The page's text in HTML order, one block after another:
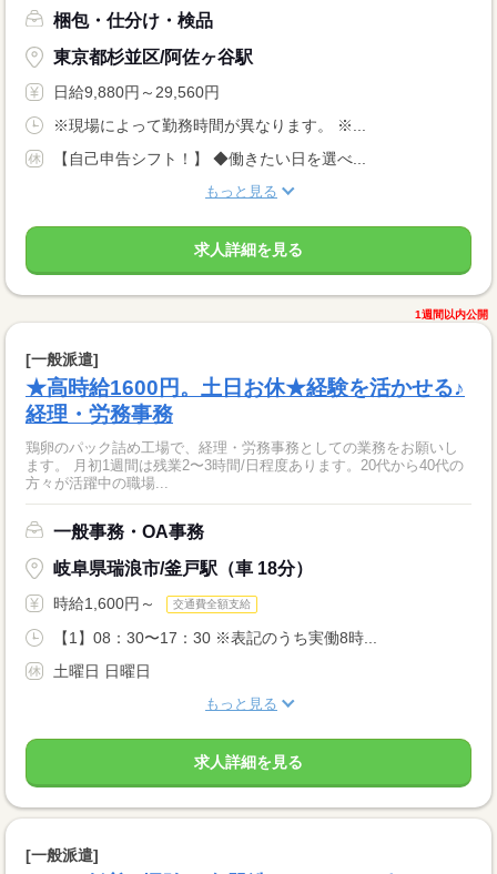
梱包・仕分け・検品
東京都杉並区/阿佐ヶ谷駅
日給9,880円～29,560円
※現場によって勤務時間が異なります。 ※...
【自己申告シフト！】 ◆働きたい日を選べ...
もっと見る
求人詳細を見る
1週間以内公開
[一般派遣]
★高時給1600円。土日お休★経験を活かせる♪
経理・労務事務
鶏卵のパック詰め工場で、経理・労務事務としての業務をお願いし
ます。 月初1週間は残業2〜3時間/日程度あります。20代から40代の
方々が活躍中の職場...
一般事務・OA事務
岐阜県瑞浪市/釜戸駅（車 18分）
時給1,600円～ 交通費全額支給
【1】08：30〜17：30 ※表記のうち実働8時...
土曜日 日曜日
もっと見る
求人詳細を見る
[一般派遣]